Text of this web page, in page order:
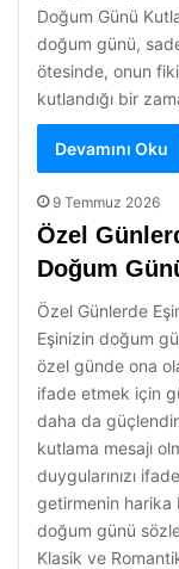
Doğum Günü
doğum günü,
ötesinde, onun
kutlandığı bir
Devamını Oku
9 Temmuz 2026
Özel
Doğum
Özel Günlerde
Eşinizin doğum
özel günde ona
ifade etmek için
daha da
kutlama mesajı
duygularınızı
getirmenin harika
doğum günü
Klasik ve